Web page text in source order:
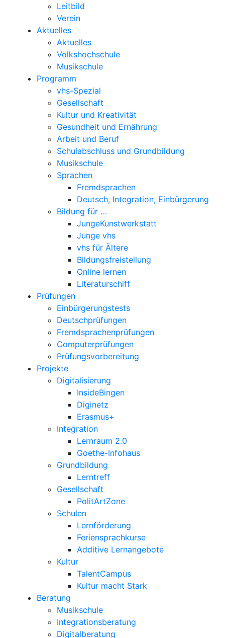
Leitbild
Verein
Aktuelles
Aktuelles
Volkshochschule
Musikschule
Programm
vhs-Spezial
Gesellschaft
Kultur und Kreativität
Gesundheit und Ernährung
Arbeit und Beruf
Schulabschluss und Grundbildung
Musikschule
Sprachen
Fremdsprachen
Deutsch, Integration, Einbürgerung
Bildung für …
JungeKunstwerkstatt
Junge vhs
vhs für Ältere
Bildungsfreistellung
Online lernen
Literaturschiff
Prüfungen
Einbürgerungstests
Deutschprüfungen
Fremdsprachenprüfungen
Computerprüfungen
Prüfungsvorbereitung
Projekte
Digitalisierung
InsideBingen
Diginetz
Erasmus+
Integration
Lernraum 2.0
Goethe-Infohaus
Grundbildung
Lerntreff
Gesellschaft
PolitArtZone
Schulen
Lernförderung
Feriensprachkurse
Additive Lernangebote
Kultur
TalentCampus
Kultur macht Stark
Beratung
Musikschule
Integrationsberatung
Digitalberatung